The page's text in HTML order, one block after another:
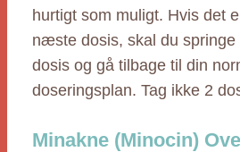
hurtigt som muligt. Hvis det
næste dosis, skal du springe
dosis og gå tilbage til din
doseringsplan. Tag ikke 2
Minakne (Minocin)